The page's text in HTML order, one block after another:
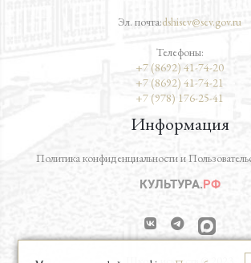
Эл. почта:dshisev@sev.gov.ru
Телефоны:
+7 (8692) 41-74-20
+7 (8692) 41-74-21
+7 (978) 176-25-41
Информация
Политика конфиденциальности и
vk